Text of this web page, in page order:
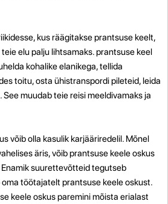
kus räägitakse prantsuse keelt,
elu palju lihtsamaks. prantsuse keel
kohalike elanikega, tellida
toitu, osta ühistranspordi pileteid, leida
muudab teie reisi meeldivamaks ja
võib olla kasulik karjääriredelil. Mõnel
äris, võib prantsuse keele oskus
suurettevõtteid tegutseb
töötajatelt prantsuse keele oskust.
keele oskus paremini mõista erialast